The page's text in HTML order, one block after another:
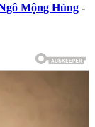
Mộng Hùng -